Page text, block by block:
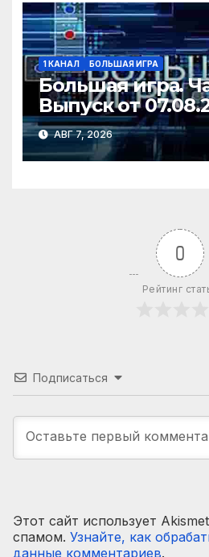
1 КАНАЛ БОЛЬШАЯ ИГРА
Большая игра.
Выпуск от
АВГ 7, 2026
0
Рейтинг
Подписаться
Этот сайт использует
спамом. Узнайте, как
данные комментариев.